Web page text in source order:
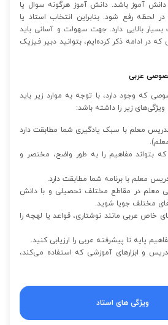
آموز باشد. دانش آموز هرگونه سوال یا
لحظه رفع شود. بنابراین انتخاب استاد یا
بالایی دارد. جهت سهولت و آسانی باید
در ادامه ذکر کرده‌ایم، بتوانید دبیر فیزیک
عربی
که وجود دارد، با توجه به موارد زیر باید
زیر را داشته باشد:
معلم با سبک یادگیری شما مطابقت دارد
بتواند مفاهیم را به طور واضح، مختصر و
معلم با برنامه شما مطابقت دارد.
معلم در مقاطع مختلف تحصیلی و با دانش
مختلف جویا شوید.
عربی مانند نوشتاری، قواعد یا لهجه را
پایه تا پیشرفته عربی را ارزیابی کنید.
و ابزارهای آموزشی که استفاده می‌کند،
ویژگی های استاد